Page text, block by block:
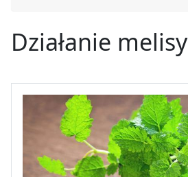
Działanie melisy